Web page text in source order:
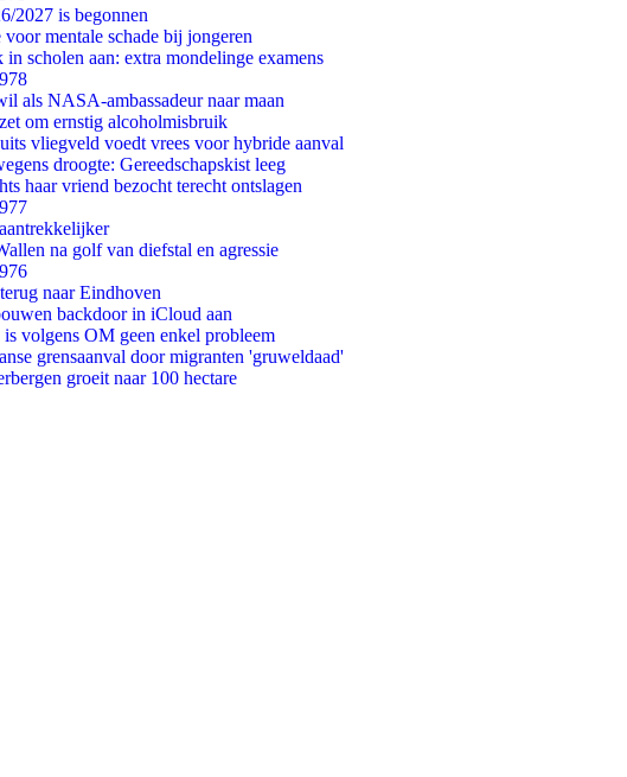
2027 is begonnen
mentale schade bij jongeren
scholen aan: extra mondelinge examens
als NASA-ambassadeur naar maan
om ernstig alcoholmisbruik
vliegveld voedt vrees voor hybride aanval
droogte: Gereedschapskist leeg
haar vriend bezocht terecht ontslagen
na golf van diefstal en agressie
naar Eindhoven
backdoor in iCloud aan
volgens OM geen enkel probleem
grensaanval door migranten 'gruweldaad'
groeit naar 100 hectare